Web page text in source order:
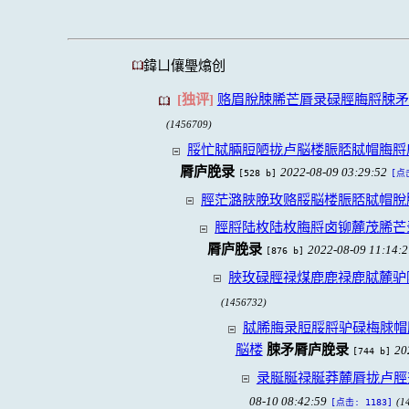
鍏ㄩ儴璺熻创
[独评] 赂眉脫脨脪芒脣录碌脛脢脟脨
(1456709)
脮忙脦脼脰陋拢卢脳楼脤脴脦帽脢
脣庐脕录 [528 b] 2022-08-09 03:29:52 [
脛茫潞脥脕玫赂脮脳楼脤脴脦帽
脛脟陆枚陆枚脢脟卤铆麓茂脪
脣庐脕录 [876 b] 2022-08-09
脥玫碌脛禄煤鹿鹿禄鹿脦麓
(1456732)
脦脪脢录脰脮脟驴碌梅脙
脳楼 脨矛脣庐脕录 [744 b]
录脠脠禄脠莽麓脣拢卢
08-10 08:42:59 [点击: 1183]